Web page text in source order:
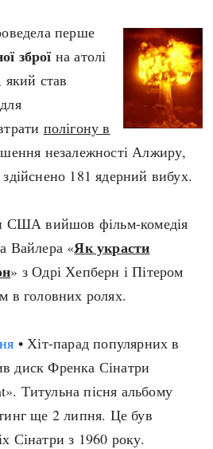
перше
зброї на атолі
став
полігону в
незалежності Алжиру,
181 ядерний вибух.
США вийшов фільм-комедія
Вайлера «Як украсти
» з Одрі Хепберн і Пітером
в головних ролях.
• Хіт-парад популярних в
диск Френка Сінатри
Титульна пісня альбому
ще 2 липня. Це був
Сінатри з 1960 року.